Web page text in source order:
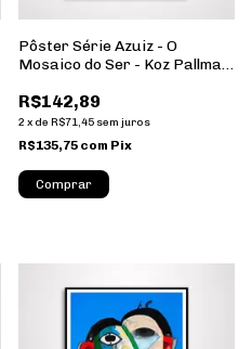
Pôster Série Azuiz - O
Mosaico do Ser - Koz Pallma -
Sem Moldura
R$142,89
2 x de R$71,45 sem juros
R$135,75 com Pix
Comprar